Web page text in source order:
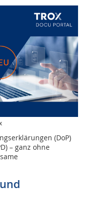
(DoP)
– ganz ohne